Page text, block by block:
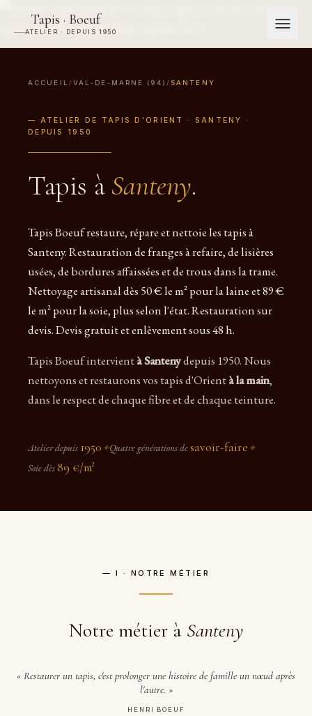
Tapis · Boeuf
ATELIER · DEPUIS 1950
ACCUEIL / VAL-DE-MARNE (94) / SANTENY
— ATELIER DE TAPIS D'ORIENT · SANTENY ·
DEPUIS 1950
Tapis à Santeny.
Tapis Boeuf restaure, répare et nettoie les tapis à
Santeny. Restauration de franges à refaire, de lisières
usées, de bordures affaissées et de trous dans la trame.
Nettoyage artisanal dès 50 € le m² pour la laine et 89 €
le m² pour la soie, plus selon l'état. Restauration sur
devis. Devis gratuit et enlèvement sous 48 h.
Tapis Boeuf intervientà Santenydepuis 1950. Nous
nettoyons et restaurons vos tapis d'Orientà la main,
dans le respect de chaque fibre et de chaque teinture.
Atelier depuis 1950 ✦Quatre générations desavoir-faire ✦
Soie dès 89 €/m²
— I · NOTRE MÉTIER
Notre métier à Santeny
« Restaurer un tapis, c'est prolonger une histoire de famille un nœud après
l'autre. »
HENRI BOEUF